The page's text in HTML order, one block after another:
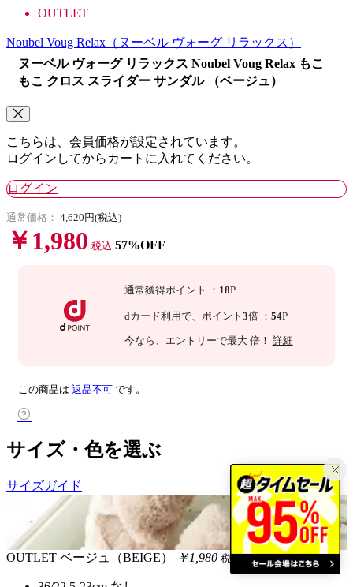
OUTLET
Noubel Voug Relax （ヌーベル ヴォーグ リラックス）
ヌーベル ヴォーグ リラックス Noubel Voug Relax もこ
もこ クロス スライダー サンダル （ベージュ）
こちらは、会員価格が設定されています。
ログインしてからカートに入れてください。
ログイン
通常価格： 4,620円(税込)
￥1,980 税込 57%OFF
通常獲得ポイント ： 18P
dカード利用で、 ポイント 3倍 ： 54P
今なら 、エントリーで最大 倍！ 詳細
この商品は 返品不可 です。
サイズ・色を選ぶ
サイズガイド
OUTLET ベージュ（BEIGE） ￥1,980 税込